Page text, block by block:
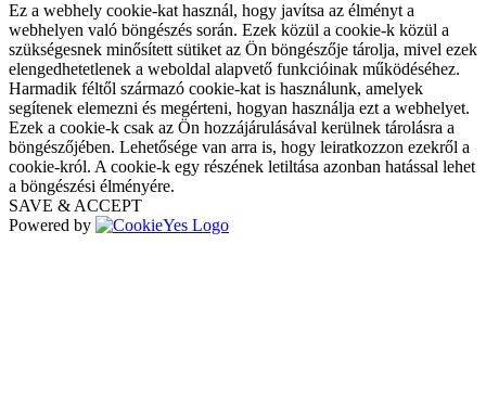
Ez a webhely cookie-kat használ, hogy javítsa az élményt a
webhelyen való böngészés során. Ezek közül a cookie-k közül a
szükségesnek minősített sütiket az Ön böngészője tárolja, mivel ezek
elengedhetetlenek a weboldal alapvető funkcióinak működéséhez.
Harmadik féltől származó cookie-kat is használunk, amelyek
segítenek elemezni és megérteni, hogyan használja ezt a webhelyet.
Ezek a cookie-k csak az Ön hozzájárulásával kerülnek tárolásra a
böngészőjében. Lehetősége van arra is, hogy leiratkozzon ezekről a
cookie-król. A cookie-k egy részének letiltása azonban hatással lehet
a böngészési élményére.
SAVE & ACCEPT
Powered by